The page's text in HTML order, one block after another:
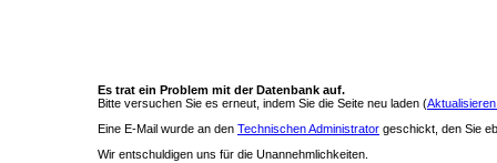
Es trat ein Problem mit der Datenbank auf.
Bitte versuchen Sie es erneut, indem Sie die Seite neu laden (
Eine E-Mail wurde an den Technischen Administrator geschickt, den Sie
Wir entschuldigen uns für die Unannehmlichkeiten.